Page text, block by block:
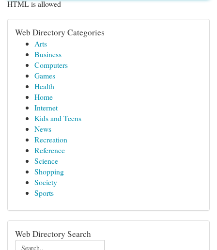
HTML is allowed
Web Directory Categories
Arts
Business
Computers
Games
Health
Home
Internet
Kids and Teens
News
Recreation
Reference
Science
Shopping
Society
Sports
Web Directory Search